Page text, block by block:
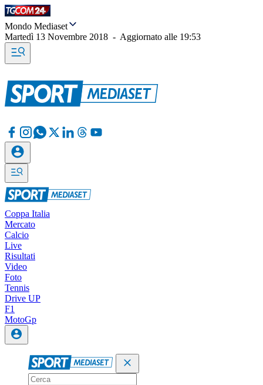
Mondo Mediaset
Martedì 13 Novembre 2018 - Aggiornato alle 19:53
Coppa Italia
Mercato
Calcio
Live
Risultati
Video
Foto
Tennis
Drive UP
F1
MotoGp